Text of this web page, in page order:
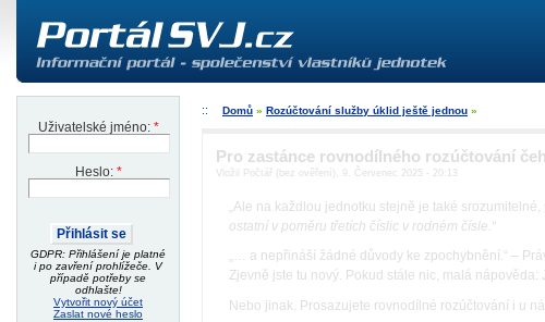
Uživatelské jméno: *
Heslo: *
GDPR: Přihlášení je platné
i po zavření prohlížeče. V
případě potřeby se
odhlašte!
Vytvořit nový účet
Zaslat nové heslo
Domů » Rozúčtování služby úklid ještě jednou »
Pro zastánce rovnodílného rozúčtování
Vložil Počtář (bez ověření), 9. Červenec 2025 - 20:13
„Ale na každlou jednotku stejně je také
ostatní v poměru třetích číslic v rodném čísle.“
„… a nepřináší žádné důvody ke zpochybnění.“ –
Zjevně jste tu nový. Pokud stále nic, malá
Nebo jinak. Prosazujete rovnodílné rozúčtování i u